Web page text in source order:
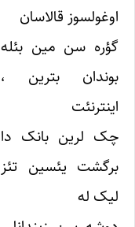
اوغولسوز قالاسان
گؤره سن مین بئله
بوندان بترین ،
اینترنئت
چک لرین بانک دا
برگشت یئسین تئز
لیک له